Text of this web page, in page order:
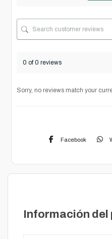
0 of 0 reviews
Sorry, no reviews match your
Facebook
Información del